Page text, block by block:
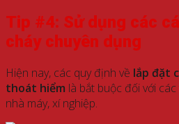
Tip #4: Sử dụng các
cháy chuyên dụng
Hiện nay, các quy định về lắp đặt
thoát hiểm là bắt buộc đối với
nhà máy, xí nghiệp.